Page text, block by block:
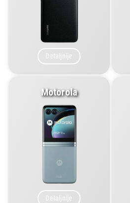
Detaljnije
Motorola
Detaljnije